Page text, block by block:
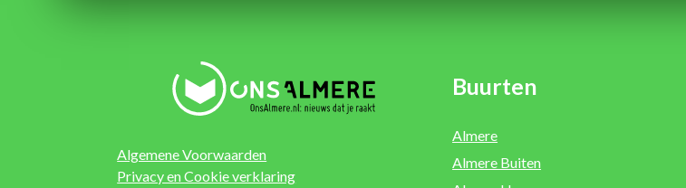
Algemene Voorwaarden
Privacy en Cookie verklaring
Buurten
Almere
Almere Buiten